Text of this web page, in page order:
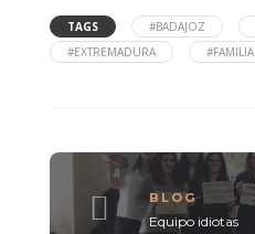
TAGS #BADAJOZ
#EXTREMADURA
#FAMILIA
BLOG
Equipo idiotas